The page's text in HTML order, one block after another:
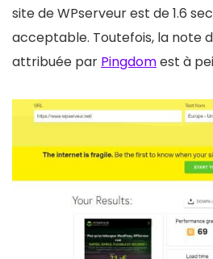
site de WPserveur est de 1.6
acceptable. Toutefois, la note
attribuée par Pingdomest à